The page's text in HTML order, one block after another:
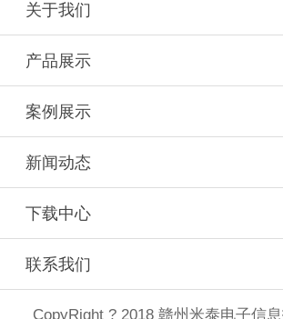
关于我们
产品展示
案例展示
新闻动态
下载中心
联系我们
CopyRight ? 2018 赣州米泰电子信